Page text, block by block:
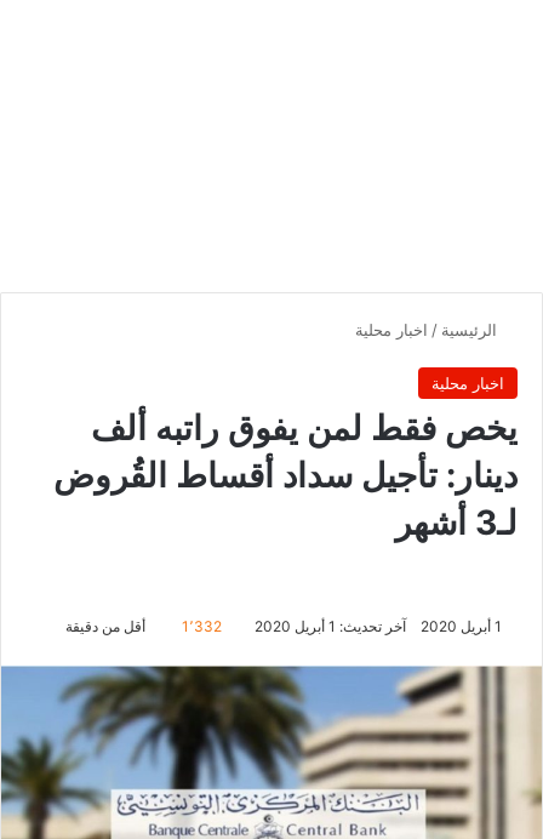
الرئيسية / اخبار محلية
اخبار محلية
يخص فقط لمن يفوق راتبه ألف
دينار: تأجيل سداد أقساط القُروض
لـ3 أشهر
1 أبريل 2020 آخر تحديث: 1 أبريل 2020 1٬332 أقل من دقيقة